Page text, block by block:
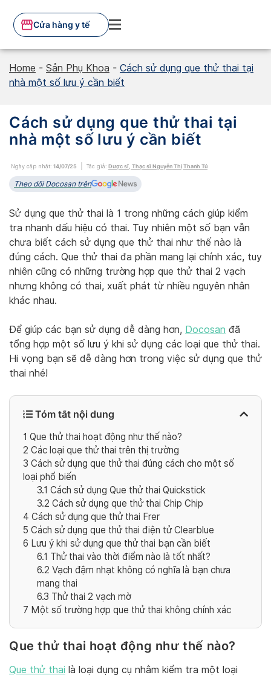
content
Cửa hàng y tế
Home - Sản Phụ Khoa - Cách sử dụng que thử thai tại
nhà một số lưu ý cần biết
Cách sử dụng que thử thai tại
nhà một số lưu ý cần biết
Ngày cập nhật: 14/07/25 Tác giả: Dược sĩ, Thạc sĩ Nguyễn Thị Thanh Tú
Theo dõi Docosan trên
Sử dụng que thử thai là 1 trong những cách giúp kiểm
tra nhanh dấu hiệu có thai. Tuy nhiên một số bạn vẫn
chưa biết cách sử dụng que thử thai như thế nào là
đúng cách. Que thử thai đa phần mang lại chính xác, tuy
nhiên cũng có những trường hợp que thử thai 2 vạch
nhưng không có thai, xuất phát từ nhiều nguyên nhân
khác nhau.
Để giúp các bạn sử dụng dễ dàng hơn, Docosan đã
tổng hợp một số lưu ý khi sử dụng các loại que thử thai.
Hi vọng bạn sẽ dễ dàng hơn trong việc sử dụng que thử
thai nhé!
Tóm tắt nội dung
1 Que thử thai hoạt động như thế nào?
2 Các loại que thử thai trên thị trường
3 Cách sử dụng que thử thai đúng cách cho một số
loại phổ biến
3.1 Cách sử dụng Que thử thai Quickstick
3.2 Cách sử dụng que thử thai Chip Chip
4 Cách sử dụng que thử thai Frer
5 Cách sử dụng que thử thai điện tử Clearblue
6 Lưu ý khi sử dụng que thử thai bạn cần biết
6.1 Thử thai vào thời điểm nào là tốt nhất?
6.2 Vạch đậm nhạt không có nghĩa là bạn chưa
mang thai
6.3 Thử thai 2 vạch mờ
7 Một số trường hợp que thử thai không chính xác
Que thử thai hoạt động như thế nào?
Que thử thai là loại dụng cụ nhằm kiểm tra một loại